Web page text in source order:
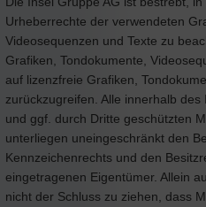
Urheberrechte der verwendeten
Videosequenzen und Texte zu
Grafiken, Tondokumente,
auf lizenzfreie Grafiken,
zurückzugreifen. Alle innerhalb
und ggf. durch Dritte geschützten
unterliegen uneingeschränkt den
Kennzeichenrechts und den
eingetragenen Eigentümer. Allein
nicht der Schluss zu ziehen, dass